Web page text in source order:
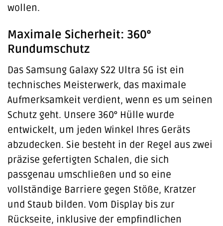
wollen.
Maximale Sicherheit: 360°
Rundumschutz
Das Samsung Galaxy S22 Ultra 5G ist ein
technisches Meisterwerk, das maximale
Aufmerksamkeit verdient, wenn es um seinen
Schutz geht. Unsere 360° Hülle wurde
entwickelt, um jeden Winkel Ihres Geräts
abzudecken. Sie besteht in der Regel aus zwei
präzise gefertigten Schalen, die sich
passgenau umschließen und so eine
vollständige Barriere gegen Stöße, Kratzer
und Staub bilden. Vom Display bis zur
Rückseite, inklusive der empfindlichen